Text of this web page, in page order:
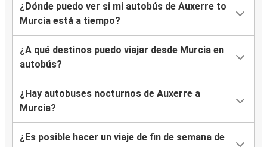
¿Dónde puedo ver si mi autobús de Auxerre to
Murcia está a tiempo?
¿A qué destinos puedo viajar desde Murcia en
autobús?
¿Hay autobuses nocturnos de Auxerre a
Murcia?
¿Es posible hacer un viaje de fin de semana de